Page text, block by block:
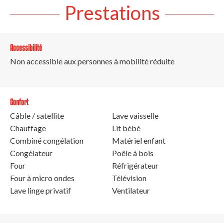
Prestations
Accessibilité
Non accessible aux personnes à mobilité réduite
Confort
Câble / satellite
Chauffage
Combiné congélation
Congélateur
Four
Four à micro ondes
Lave linge privatif
Lave vaisselle
Lit bébé
Matériel enfant
Poêle à bois
Réfrigérateur
Télévision
Ventilateur